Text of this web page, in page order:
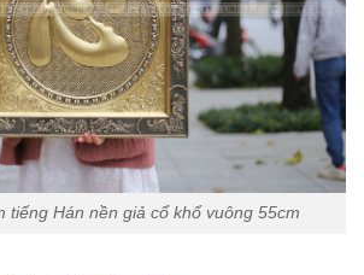
tiếng Hán nền giả cổ khổ vuông 55cm